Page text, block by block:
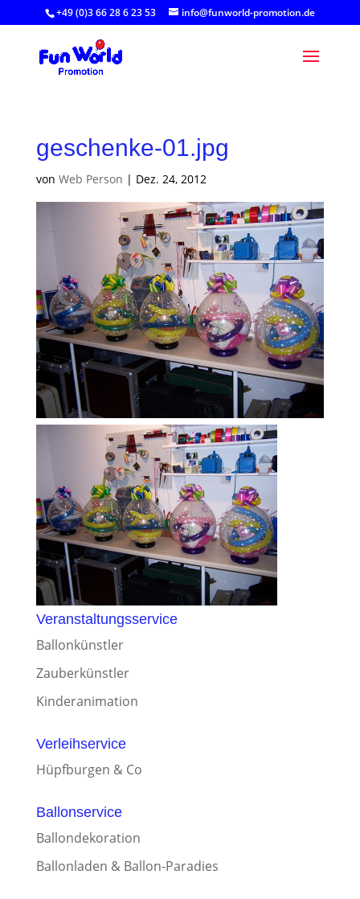
+49 (0)3 66 28 6 23 53 info@funworld-promotion.de
geschenke-01.jpg
von Web Person | Dez. 24, 2012
Veranstaltungsservice
Ballonkünstler
Zauberkünstler
Kinderanimation
Verleihservice
Hüpfburgen & Co
Ballonservice
Ballondekoration
Ballonladen & Ballon-Paradies